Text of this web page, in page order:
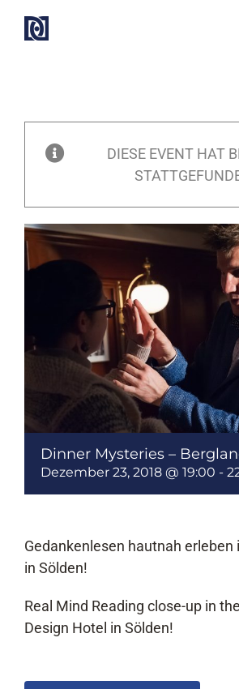
Inhalt
DIESE EVENT HAT
Dinner Mysteries –
Dezember 23, 2018 @ 19:00 -
Gedankenlesen hautnah erleben
in Sölden!
Real Mind Reading close-up in
Design Hotel in Sölden!